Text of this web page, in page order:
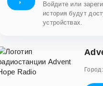
Войдите или
история будут
устройствах.
Город: